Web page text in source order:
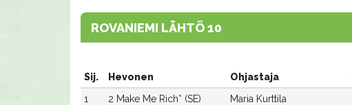
ROVANIEMI LÄHTÖ 10
Sij. Hevonen Ohjastaja
1
2 Make Me Rich* (SE) Maria Kurttila